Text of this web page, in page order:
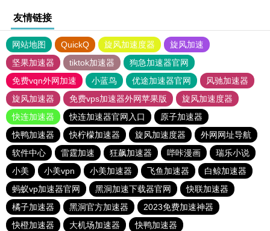
友情链接
网站地图 QuickQ 旋风加速度器
旋风加速
坚果加速器
tiktok加速器
狗急加速器官网
免费vqn外网加速
小蓝鸟 优途加速器官网
风驰加速器
旋风加速器
免费vps加速器外网苹果版
旋风加速度器
快连加速器
快连加速器官网入口
原子加速器
快鸭加速器
快柠檬加速器 旋风加速度器
外网网址导航
软件中心
雷霆加速 狂飙加速器 哔咔漫画
瑞乐小说
小美
小美vpn 小美加速器 飞鱼加速器
白鲸加速器
蚂蚁vp加速器官网
黑洞加速下载器官网
快联加速器
橘子加速器
黑洞官方加速器
2023免费加速神器
快橙加速器
大机场加速器
快鸭加速器